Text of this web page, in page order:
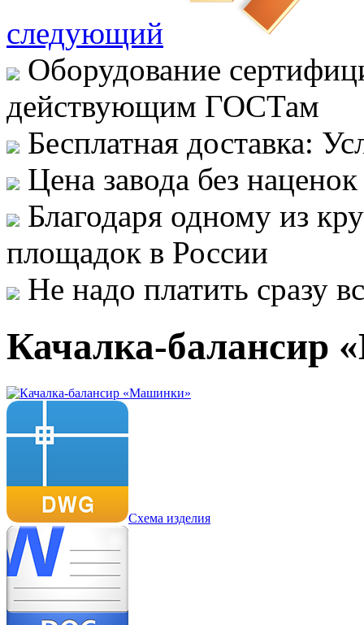
следующий
Оборудование
действующим ГОСТам
Бесплатная доставка:
Цена завода без
Благодаря одному из
площадок в России
Не надо платить сразу
Качалка-балансир
Схема изделия